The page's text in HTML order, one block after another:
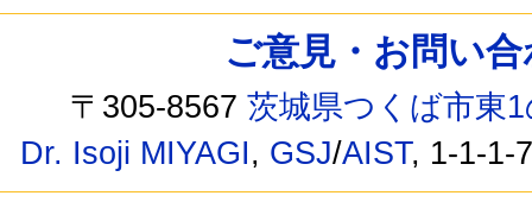
ご意見・お問い
〒305-8567茨城県つくば市東
Dr. Isoji MIYAGI, GSJ/AIST, 1-1-1-